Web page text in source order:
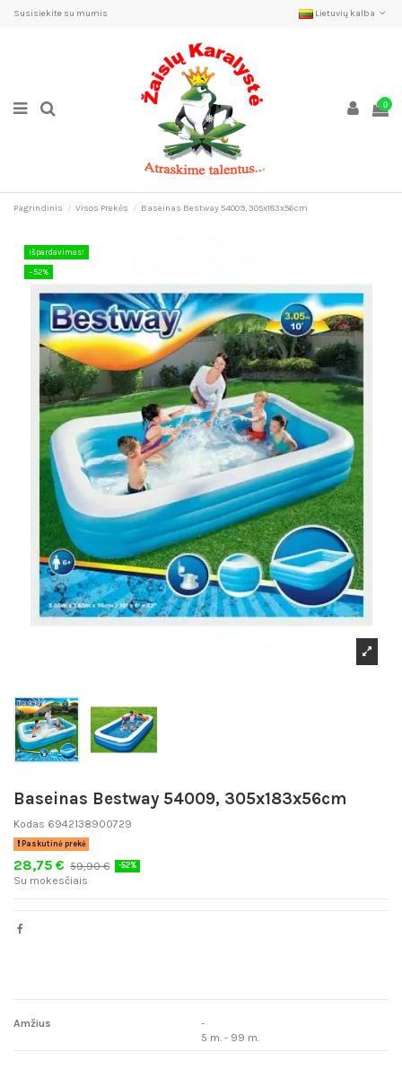
Susisiekite su mumis Lietuvių kalba
0
Pagrindinis Visos Prekės Baseinas Bestway 54009, 305x183x56cm
Išpardavimas!
−52%
Baseinas Bestway 54009, 305x183x56cm
Kodas 6942138900729
Paskutinė prekė
28,75 € 59,90 € -52%
Su mokesčiais
Amžius
-
5 m. - 99 m.